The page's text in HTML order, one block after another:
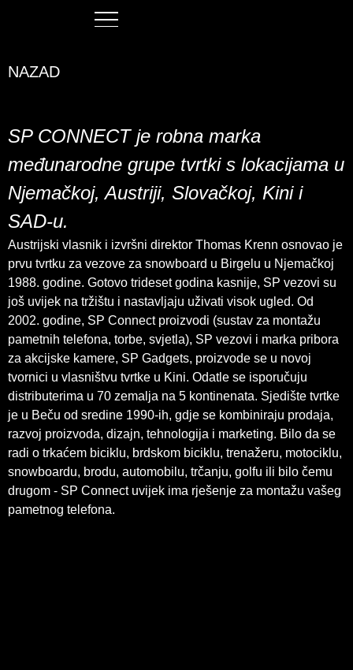
NAZAD
SP CONNECT je robna marka
međunarodne grupe tvrtki s lokacijama u
Njemačkoj, Austriji, Slovačkoj, Kini i
SAD-u.
Austrijski vlasnik i izvršni direktor Thomas Krenn osnovao je
prvu tvrtku za vezove za snowboard u Birgelu u Njemačkoj
1988. godine. Gotovo trideset godina kasnije, SP vezovi su
još uvijek na tržištu i nastavljaju uživati visok ugled. Od
2002. godine, SP Connect proizvodi (sustav za montažu
pametnih telefona, torbe, svjetla), SP vezovi i marka pribora
za akcijske kamere, SP Gadgets, proizvode se u novoj
tvornici u vlasništvu tvrtke u Kini. Odatle se isporučuju
distributerima u 70 zemalja na 5 kontinenata. Sjedište tvrtke
je u Beču od sredine 1990-ih, gdje se kombiniraju prodaja,
razvoj proizvoda, dizajn, tehnologija i marketing. Bilo da se
radi o trkaćem biciklu, brdskom biciklu, trenažeru, motociklu,
snowboardu, brodu, automobilu, trčanju, golfu ili bilo čemu
drugom - SP Connect uvijek ima rješenje za montažu vašeg
pametnog telefona.